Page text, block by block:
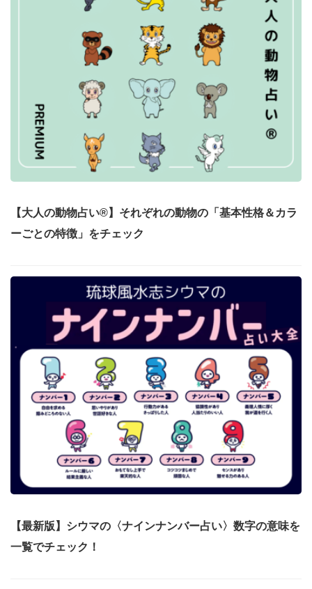
【大人の動物占い®】それぞれの動物の「基本性格＆カラ
ーごとの特徴」をチェック
【最新版】シウマの〈ナインナンバー占い〉数字の意味を
一覧でチェック！